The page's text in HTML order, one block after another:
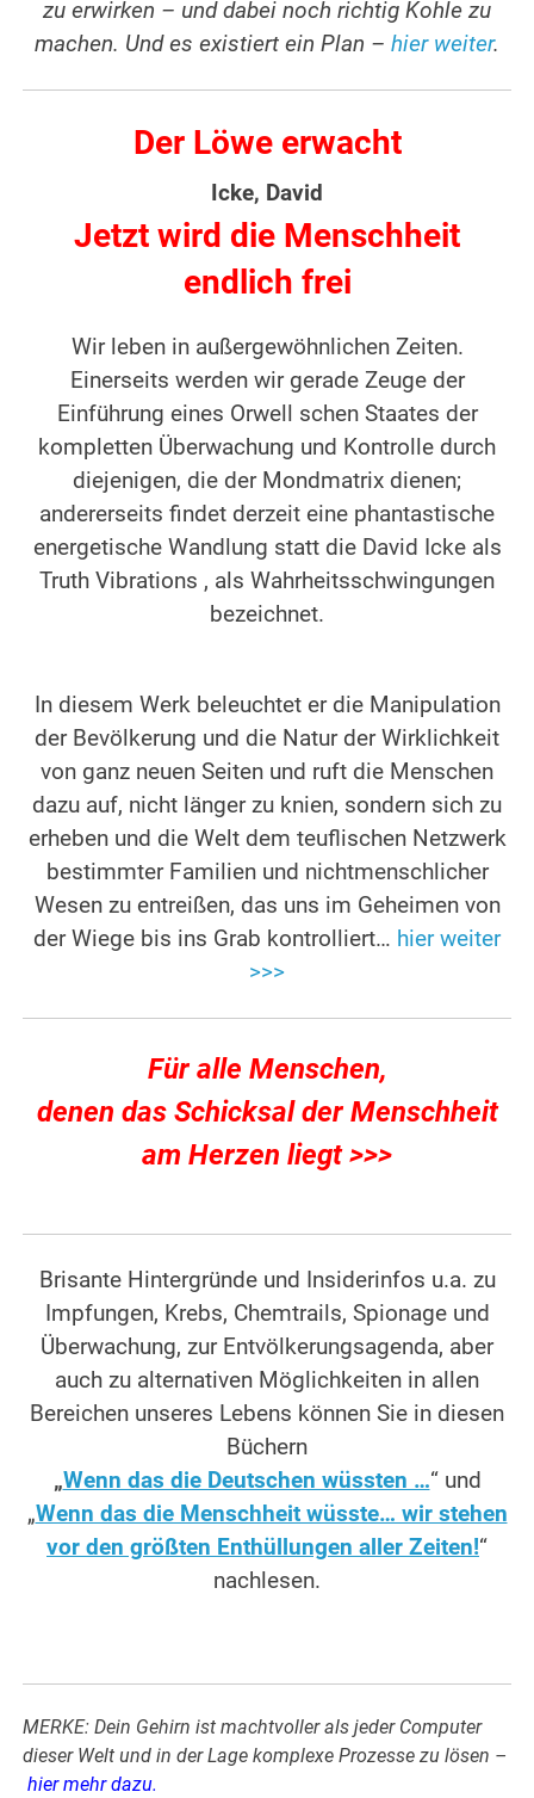
zu erwirken – und dabei noch richtig Kohle zu
machen. Und es existiert ein Plan – hier weiter.
Der Löwe erwacht
Icke, David
Jetzt wird die Menschheit
endlich frei
Wir leben in außergewöhnlichen Zeiten.
Einerseits werden wir gerade Zeuge der
Einführung eines Orwell schen Staates der
kompletten Überwachung und Kontrolle durch
diejenigen, die der Mondmatrix dienen;
andererseits findet derzeit eine phantastische
energetische Wandlung statt die David Icke als
Truth Vibrations , als Wahrheitsschwingungen
bezeichnet.
In diesem Werk beleuchtet er die Manipulation
der Bevölkerung und die Natur der Wirklichkeit
von ganz neuen Seiten und ruft die Menschen
dazu auf, nicht länger zu knien, sondern sich zu
erheben und die Welt dem teuflischen Netzwerk
bestimmter Familien und nichtmenschlicher
Wesen zu entreißen, das uns im Geheimen von
der Wiege bis ins Grab kontrolliert… hier weiter
>>>
Für alle Menschen,
denen das Schicksal der Menschheit
am Herzen liegt >>>
Brisante Hintergründe und Insiderinfos u.a. zu
Impfungen, Krebs, Chemtrails, Spionage und
Überwachung, zur Entvölkerungsagenda, aber
auch zu alternativen Möglichkeiten in allen
Bereichen unseres Lebens können Sie in diesen
Büchern
„Wenn das die Deutschen wüssten …“ und
„Wenn das die Menschheit wüsste… wir stehen
vor den größten Enthüllungen aller Zeiten!“
nachlesen.
MERKE: Dein Gehirn ist machtvoller als jeder Computer
dieser Welt und in der Lage komplexe Prozesse zu lösen –
hier mehr dazu.